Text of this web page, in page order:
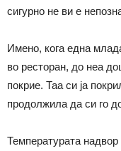
сигурно не ви е
Имено, кога една
во ресторан, до неа
покрие. Таа си ја
продолжила да си го
Температурата